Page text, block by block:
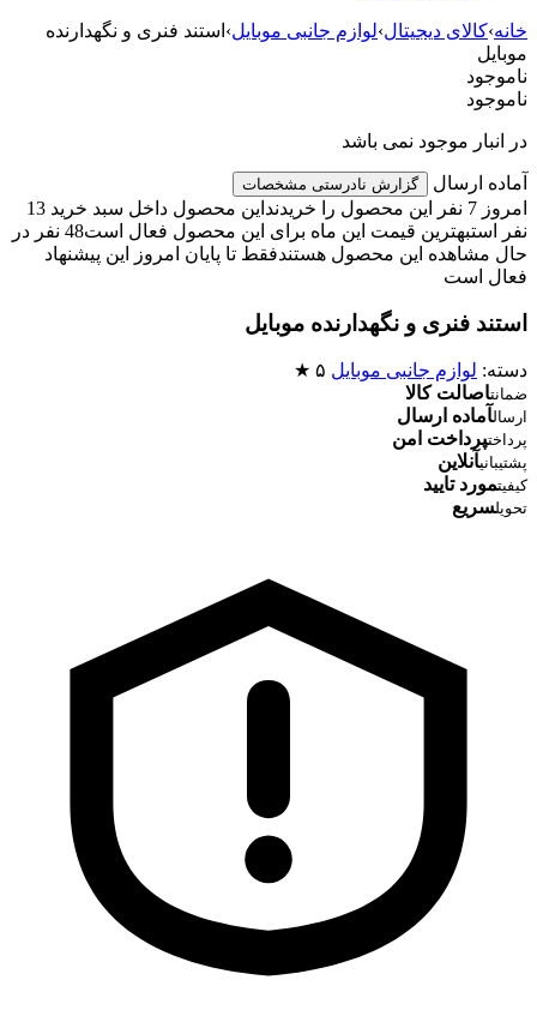
خانه›کالای دیجیتال›لوازم جانبی موبایل› استند فنری و نگهدارنده
موبایل
ناموجود
ناموجود
در انبار موجود نمی باشد
آماده ارسال گزارش نادرستی مشخصات
امروز 7 نفر این محصول را خریدند
این محصول داخل سبد خرید 13
نفر استبهترین قیمت این ماه برای این محصول فعال است
48 نفر در
حال مشاهده این محصول هستندفقط تا پایان امروز این پیشنهاد
فعال است
استند فنری و نگهدارنده موبایل
دسته: لوازم جانبی موبایل ۵ ★
ضمانتاصالت کالا
ارسالآماده ارسال
پرداختپرداخت امن
پشتیبانیآنلاین
کیفیتمورد تایید
تحویلسریع